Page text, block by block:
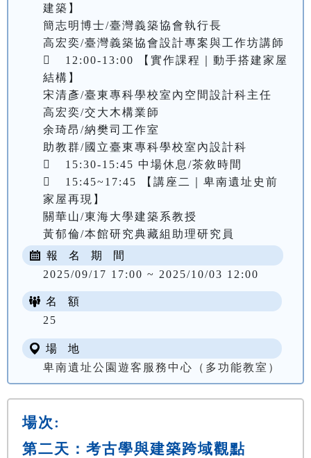
建築】
簡志明博士/臺灣義築協會執行長
高宏奕/臺灣義築協會設計專案與工作坊講師
	12:00-13:00 【實作課程｜動手搭建家屋
結構】
宋清彥/臺東專科學校室內空間設計科主任
高宏奕/交大木構業師
余琦昂/納樊司工作室
助教群/國立臺東專科學校室內設計科
	15:30-15:45 中場休息/茶敘時間
	15:45~17:45 【講座二｜卑南遺址史前
家屋再現】
關華山/東海大學建築系教授
報 名 期 間
2025/09/17 17:00 ~ 2025/10/03 12:00
名 額
25
場 地
卑南遺址公園遊客服務中心（多功能教室）
場次:
第二天：考古學與建築跨域觀點